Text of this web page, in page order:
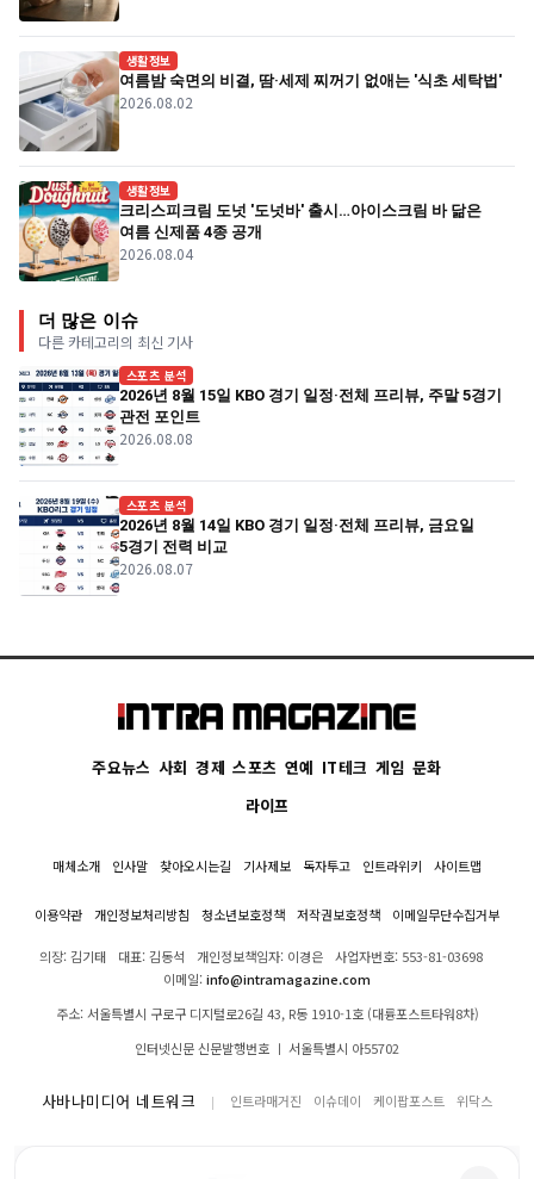
생활정보
여름밤 숙면의 비결, 땀·세제 찌꺼기 없애는 '식초 세탁법'
2026.08.02
생활정보
크리스피크림 도넛 '도넛바' 출시…아이스크림 바 닮은
여름 신제품 4종 공개
2026.08.04
더 많은 이슈
다른 카테고리의 최신 기사
스포츠 분석
2026년 8월 15일 KBO 경기 일정·전체 프리뷰, 주말 5경기
관전 포인트
2026.08.08
스포츠 분석
2026년 8월 14일 KBO 경기 일정·전체 프리뷰, 금요일
5경기 전력 비교
2026.08.07
주요뉴스 사회 경제 스포츠 연예 IT테크 게임 문화
라이프
매체소개 인사말 찾아오시는길 기사제보 독자투고 인트라위키 사이트맵
이용약관 개인정보처리방침 청소년보호정책 저작권보호정책 이메일무단수집거부
의장: 김기태 대표: 김동석 개인정보책임자: 이경은
사업자번호: 553-81-03698
이메일:info@intramagazine.com
주소: 서울특별시 구로구 디지털로26길 43, R동 1910-1호 (대륭포스트타워8차)
인터넷신문 신문발행번호 ㅣ 서울특별시 아55702
사바나미디어 네트워크 인트라매거진 이슈데이 케이팝포스트 위닥스